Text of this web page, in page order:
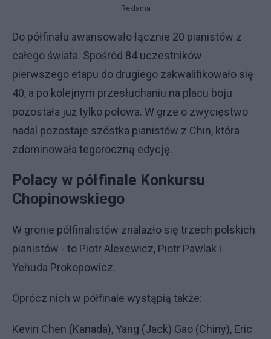
Reklama
Do półfinału awansowało łącznie 20 pianistów z
całego świata. Spośród 84 uczestników
pierwszego etapu do drugiego zakwalifikowało się
40, a po kolejnym przesłuchaniu na placu boju
pozostała już tylko połowa. W grze o zwycięstwo
nadal pozostaje szóstka pianistów z Chin, która
zdominowała tegoroczną edycję.
Polacy w półfinale Konkursu
Chopinowskiego
W gronie półfinalistów znalazło się trzech polskich
pianistów - to Piotr Alexewicz, Piotr Pawlak i
Yehuda Prokopowicz.
Oprócz nich w półfinale wystąpią także:
Kevin Chen (Kanada), Yang (Jack) Gao (Chiny), Eric